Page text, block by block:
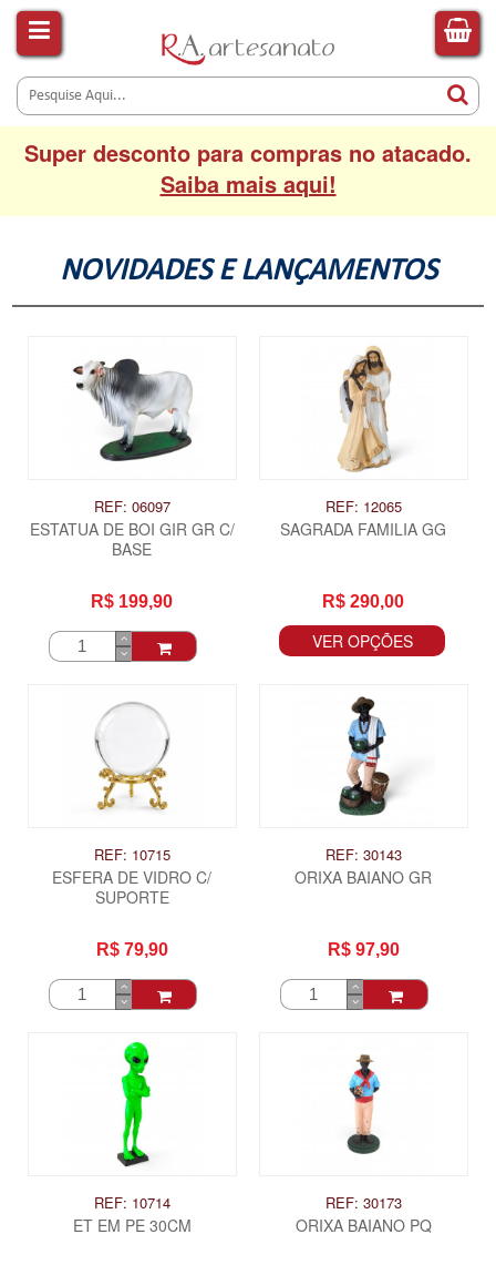
Super desconto para compras no atacado.
Saiba mais aqui!
NOVIDADES E LANÇAMENTOS
REF: 06097
ESTATUA DE BOI GIR GR C/
BASE
R$ 199,90
REF: 12065
SAGRADA FAMILIA GG
R$ 290,00
VER OPÇÕES
REF: 10715
ESFERA DE VIDRO C/
SUPORTE
R$ 79,90
REF: 30143
ORIXA BAIANO GR
R$ 97,90
REF: 10714
ET EM PE 30CM
REF: 30173
ORIXA BAIANO PQ